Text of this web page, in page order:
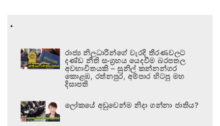
.
රාජ්‍ය නිලධාරීන්ගේ වැරදි තීරණවලට
දණ්ඩ නීති සංග්‍රහය යෙදවීම බරපතල
අවභාවිතයකි – සුනිල් කන්නන්ගර
කොළඹ, රත්නපුර, අම්පාර හිටපු මහ
දිසාපති
ලෝකයේ අඩුවෙන්ම නිදා ගන්නා ජාතිය?